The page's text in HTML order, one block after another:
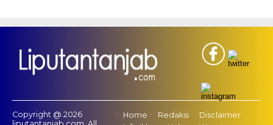
Copyright @ 2026
Home Redaksi
Disclaimer